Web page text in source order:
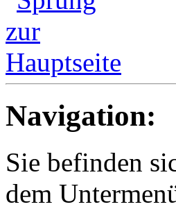
Navigation:
Sie befinden
dem